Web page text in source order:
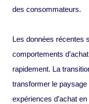
des consommateurs.
Les données récentes
comportements
rapidement. La
transformer le
expériences d’achat